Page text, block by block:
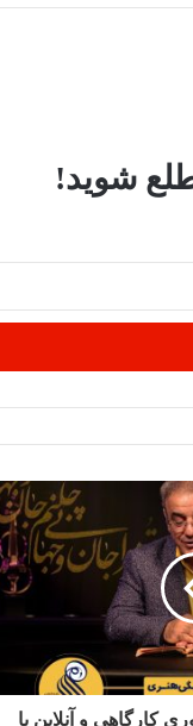
شوید!
کارگاهی و آنلاین با